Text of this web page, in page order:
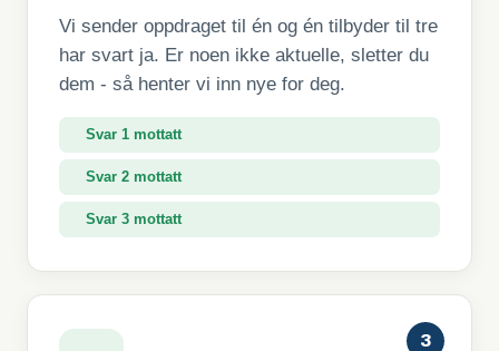
Vi sender oppdraget til én og én tilbyder til tre
har svart ja. Er noen ikke aktuelle, sletter du
dem - så henter vi inn nye for deg.
Svar 1 mottatt
Svar 2 mottatt
Svar 3 mottatt
3